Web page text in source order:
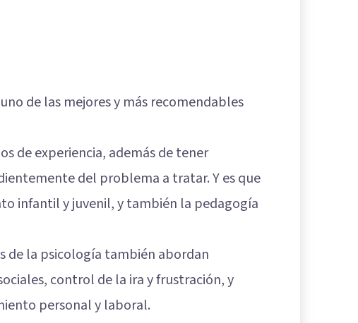
de las mejores y más recomendables
de experiencia, además de tener
del problema a tratar. Y es que
infantil y juvenil, y también la pedagogía
de la psicología también abordan
control de la ira y frustración, y
personal y laboral.